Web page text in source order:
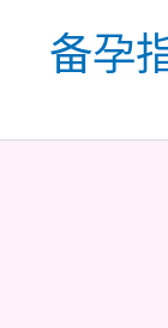
备孕